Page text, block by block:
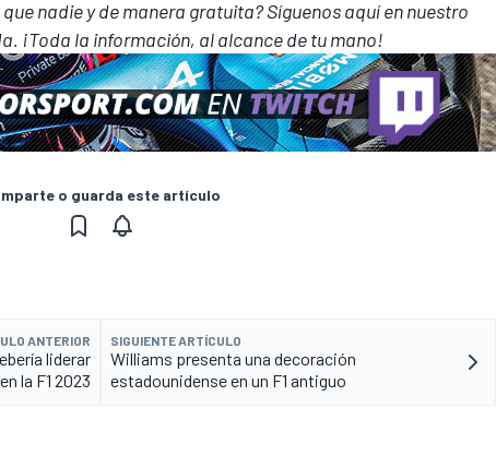
nadie y de manera gratuita? Síguenosaquí en nuestro
¡Toda la información, al alcance de tu mano!
o guarda este artículo
ANTERIOR
liderar
la F1 2023
SIGUIENTE ARTÍCULO
Williams presenta una decoración
estadounidense en un F1 antiguo